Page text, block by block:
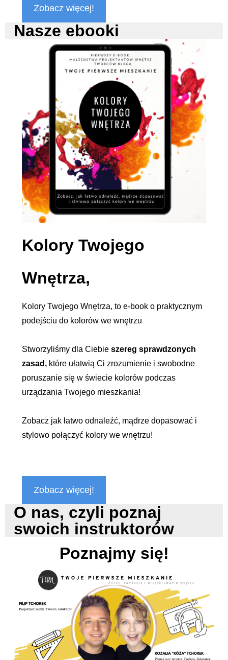
Zobacz więcej!
Nasze ebooki
Kolory Twojego
Wnętrza,
Kolory Twojego Wnętrza, to e-book o praktycznym
podejściu do kolorów we wnętrzu
Stworzyliśmy dla Ciebie szereg sprawdzonych
zasad,które ułatwią Ci zrozumienie i swobodne
poruszanie się w świecie kolorów podczas
urządzania Twojego mieszkania!
Zobacz jak łatwo odnaleźć, mądrze dopasować i
stylowo połączyć kolory we wnętrzu!
Zobacz więcej!
O nas, czyli poznaj
swoich instruktorów
Poznajmy się!